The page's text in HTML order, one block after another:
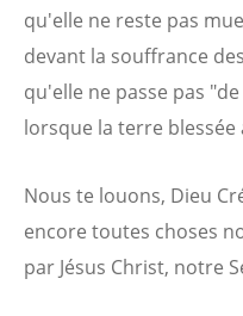
qu'elle ne reste pas
devant la souffrance
qu'elle ne passe pas
lorsque la terre
Nous te louons, Dieu
encore toutes choses
par Jésus Christ, notre